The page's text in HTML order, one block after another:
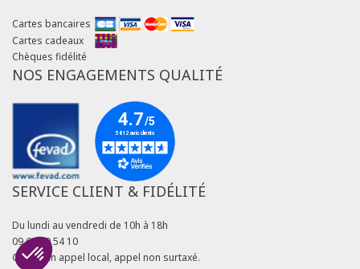
Cartes bancaires
Cartes cadeaux
Chèques fidélité
NOS ENGAGEMENTS QUALITÉ
SERVICE CLIENT & FIDÉLITÉ
Du lundi au vendredi de 10h à 18h
09 69 39 54 10
Coût d'un appel local, appel non surtaxé.